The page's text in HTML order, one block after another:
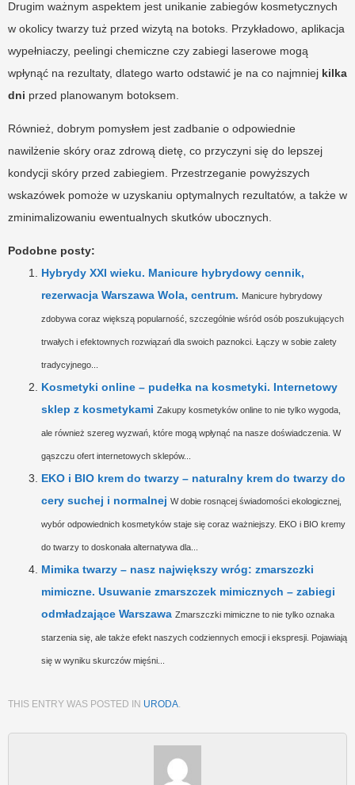
Drugim ważnym aspektem jest unikanie zabiegów kosmetycznych
w okolicy twarzy tuż przed wizytą na botoks. Przykładowo, aplikacja
wypełniaczy, peelingi chemiczne czy zabiegi laserowe mogą
wpłynąć na rezultaty, dlatego warto odstawić je na co najmniej kilka
dni przed planowanym botoksem.
Również, dobrym pomysłem jest zadbanie o odpowiednie
nawilżenie skóry oraz zdrową dietę, co przyczyni się do lepszej
kondycji skóry przed zabiegiem. Przestrzeganie powyższych
wskazówek pomoże w uzyskaniu optymalnych rezultatów, a także w
zminimalizowaniu ewentualnych skutków ubocznych.
Podobne posty:
Hybrydy XXI wieku. Manicure hybrydowy cennik,
rezerwacja Warszawa Wola, centrum. Manicure hybrydowy
zdobywa coraz większą popularność, szczególnie wśród osób poszukujących
trwałych i efektownych rozwiązań dla swoich paznokci. Łączy w sobie zalety
tradycyjnego...
Kosmetyki online – pudełka na kosmetyki. Internetowy
sklep z kosmetykami Zakupy kosmetyków online to nie tylko wygoda,
ale również szereg wyzwań, które mogą wpłynąć na nasze doświadczenia. W
gąszczu ofert internetowych sklepów...
EKO i BIO krem do twarzy – naturalny krem do twarzy do
cery suchej i normalnej W dobie rosnącej świadomości ekologicznej,
wybór odpowiednich kosmetyków staje się coraz ważniejszy. EKO i BIO kremy
do twarzy to doskonała alternatywa dla...
Mimika twarzy – nasz największy wróg: zmarszczki
mimiczne. Usuwanie zmarszczek mimicznych – zabiegi
odmładzające Warszawa Zmarszczki mimiczne to nie tylko oznaka
starzenia się, ale także efekt naszych codziennych emocji i ekspresji. Pojawiają
się w wyniku skurczów mięśni...
THIS ENTRY WAS POSTED IN URODA